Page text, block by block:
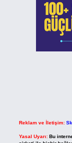
Reklam ve İletişim:
Yasal Uyarı: Bu